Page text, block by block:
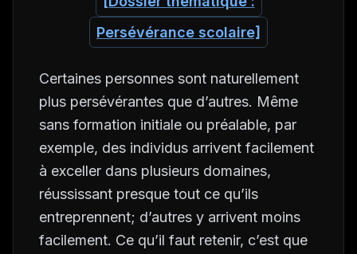
Persévérance scolaire]
Certaines personnes sont naturellement
plus persévérantes que d’autres. Même
sans formation initiale ou préalable, par
exemple, des individus arrivent facilement
à exceller dans plusieurs domaines,
réussissant presque tout ce qu’ils
entreprennent; d’autres y arrivent moins
facilement. Ce qu’il faut retenir, c’est que